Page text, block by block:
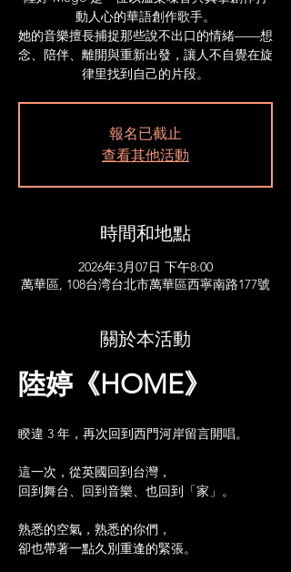
動人心的華語創作歌手。
她的音樂擅長捕捉那些說不出口的情緒——想
念、陪伴、離開與重新出發，讓人不自覺在旋
律里找到自己的片段。
報名已截止
查看其他活動
時間和地點
2026年3月07日 下午8:00
萬華區, 108台湾台北市萬華區西寧南路177號
關於本活動
陸婷《HOME》
睽違 3 年，再次回到西門河岸留言開唱。
這一次，從英國回到台灣，
回到舞台、回到音樂、也回到「家」。
熟悉的空氣，熟悉的你們，
卻也帶著一點久別重逢的緊張。